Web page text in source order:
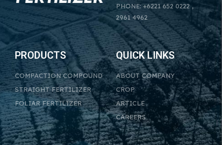
PHONE: +6221 652 0222 ,
2961 4962
PRODUCTS
COMPACTION COMPOUND
STRAIGHT FERTILIZER
FOLIAR FERTILIZER
QUICK LINKS
ABOUT COMPANY
CROP
ARTICLE
CAREERS